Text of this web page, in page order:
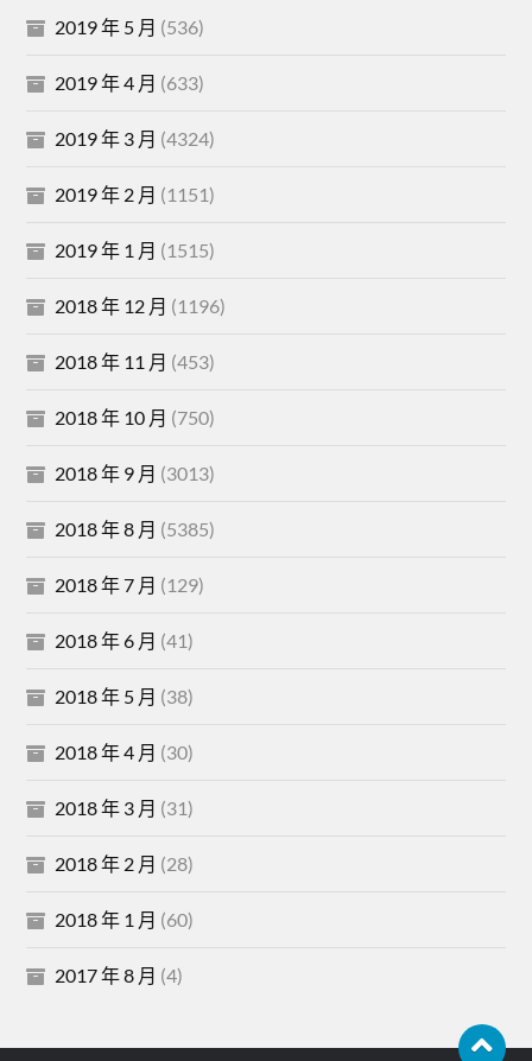
2019 年 5 月 (536)
2019 年 4 月 (633)
2019 年 3 月 (4324)
2019 年 2 月 (1151)
2019 年 1 月 (1515)
2018 年 12 月 (1196)
2018 年 11 月 (453)
2018 年 10 月 (750)
2018 年 9 月 (3013)
2018 年 8 月 (5385)
2018 年 7 月 (129)
2018 年 6 月 (41)
2018 年 5 月 (38)
2018 年 4 月 (30)
2018 年 3 月 (31)
2018 年 2 月 (28)
2018 年 1 月 (60)
2017 年 8 月 (4)